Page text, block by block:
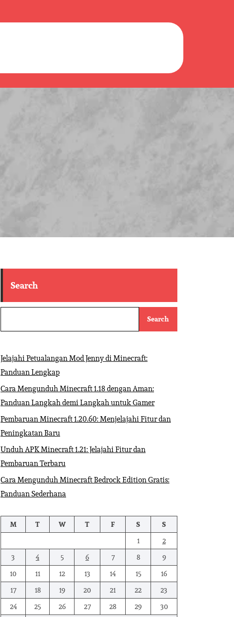
Search
Search
Jelajahi Petualangan Mod Jenny di Minecraft:
Panduan Lengkap
Cara Mengunduh Minecraft 1.18 dengan Aman:
Panduan Langkah demi Langkah untuk Gamer
Pembaruan Minecraft 1.20.60: Menjelajahi Fitur dan
Peningkatan Baru
Unduh APK Minecraft 1.21: Jelajahi Fitur dan
Pembaruan Terbaru
Cara Mengunduh Minecraft Bedrock Edition Gratis:
Panduan Sederhana
M T W T F S
S
1
2
3
4 5 6 7 8
9
10
11 12 13 14 15
16
17
18 19 20 21 22
23
24
25 26 27 28 29
30